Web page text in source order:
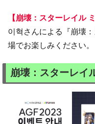
【崩壊：スターレイル
이혁さんによる『崩壊
場でお楽しみください。
崩壊：スターレイ